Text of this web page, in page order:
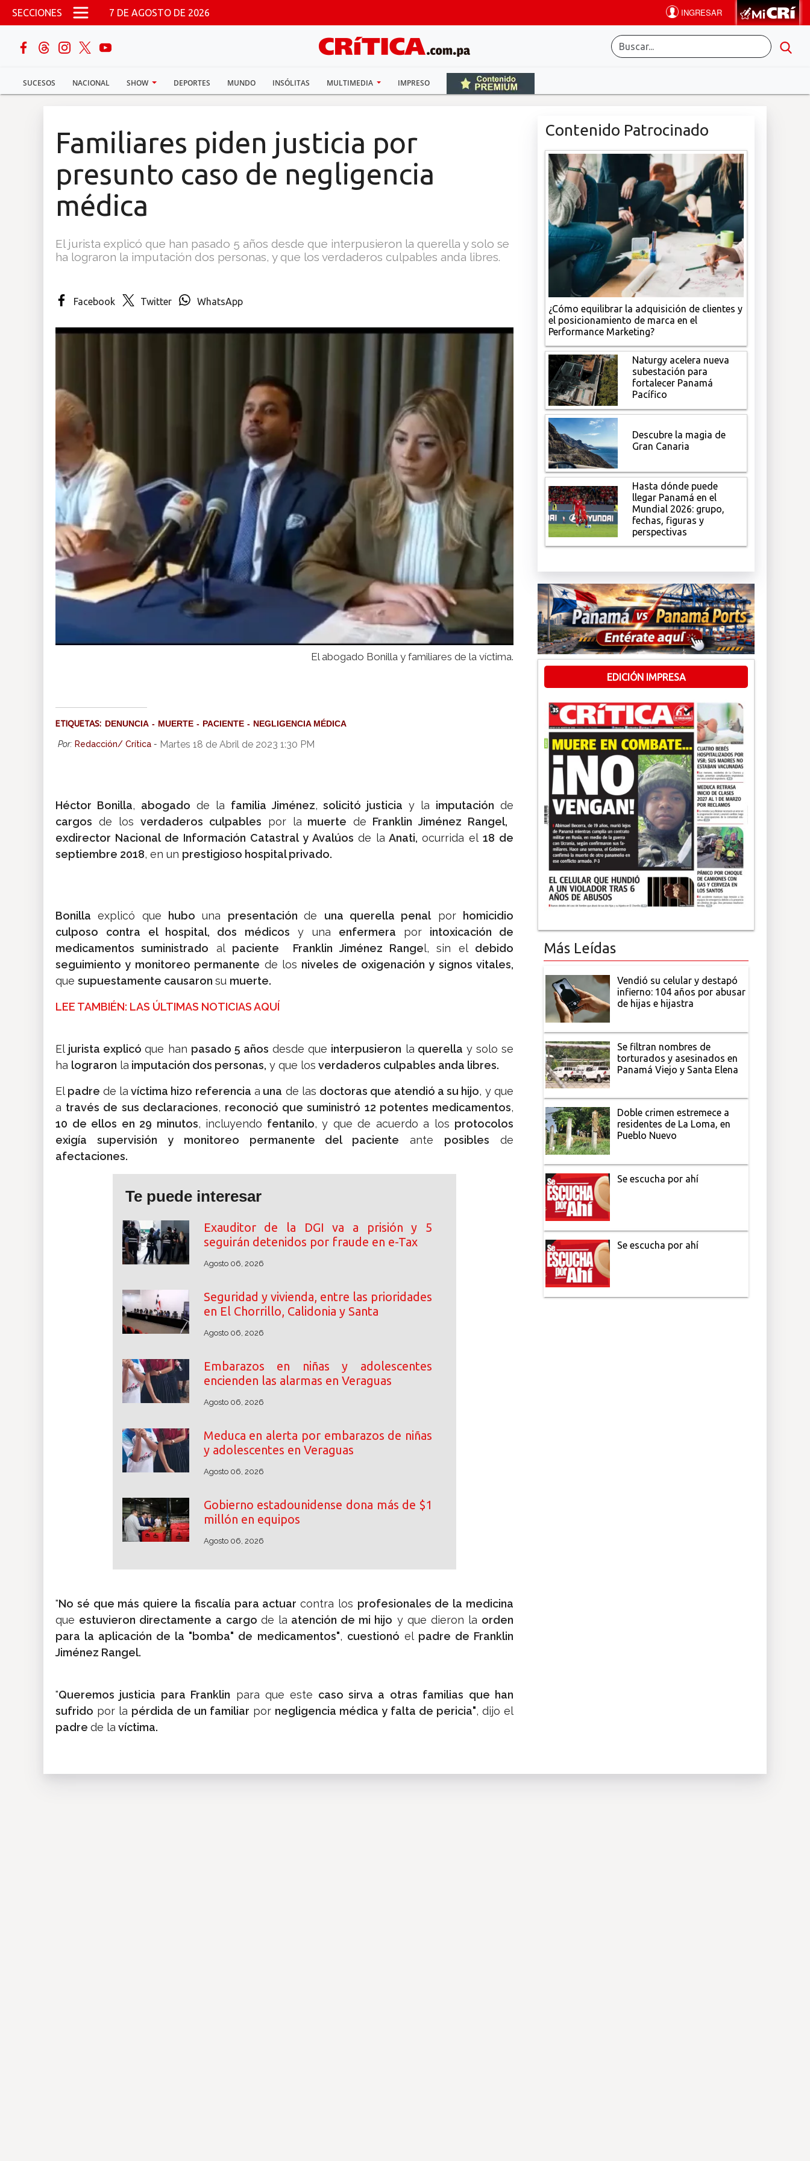
Pasar al contenido principal
SECCIONES 7 DE AGOSTO DE 2026
SUCESOS NACIONAL SHOW DEPORTES MUNDO INSÓLITAS MULTIMEDIA IMPRESO
buscar
Sucesos
Multimedia
Familiares piden justicia por
presunto caso de negligencia
médica
El jurista explicó que han pasado 5 años desde que interpusieron la querella y solo se
ha lograron la imputación dos personas, y que los verdaderos culpables anda libres.
Facebook Twitter WhatsApp
El abogado Bonilla y familiares de la víctima.
ETIQUETAS: DENUNCIA MUERTE PACIENTE NEGLIGENCIA MÉDICA
Por: Redacción/ Crítica - Martes 18 de Abril de 2023 1:30 PM
Héctor Bonilla, abogado de la familia Jiménez,solicitó justicia y la imputación de
cargos de los verdaderos culpables por la muerte de Franklin Jiménez Rangel,
exdirector Nacional de Información Catastral y Avalúos de la Anati, ocurrida el 18 de
septiembre 2018, en un prestigioso hospital privado.
Bonilla explicó que hubo una presentaciónde una querella penalpor
homicidio
culposo
contra el hospital, dos médicos y una enfermera por intoxicación de
medicamentos suministrado al paciente Franklin Jiménez Rangel, sin el debido
seguimiento y monitoreo permanente de los niveles de oxigenación y signos vitales,
que supuestamente causaron su muerte.
LEE TAMBIÉN: LAS ÚLTIMAS NOTICIAS AQUÍ
Eljurista explicóque han pasado 5 años desde que interpusieron la querella y solo se
ha lograron la imputación dos personas, y que los verdaderos culpables anda libres.
Elpadre de la víctima hizo referencia a una de las doctoras que atendió a su hijo, y que
a través de sus declaraciones, reconoció que suministró 12 potentes medicamentos,
10 de ellos en 29 minutos, incluyendo fentanilo, y que de acuerdo a los protocolos
exigía supervisión y monitoreo permanente del paciente ante posibles de
afectaciones.
Te puede interesar
Exauditor de la DGI va a prisión y 5
seguirán detenidos por fraude en e-Tax
Agosto 06, 2026
Seguridad y vivienda, entre las prioridades
en El Chorrillo, Calidonia y Santa
Agosto 06, 2026
Embarazos en niñas y adolescentes
encienden las alarmas en Veraguas
Agosto 06, 2026
Meduca en alerta por embarazos de niñas
y adolescentes en Veraguas
Agosto 06, 2026
Gobierno estadounidense dona más de $1
millón en equipos
Agosto 06, 2026
"No sé que más quiere la fiscalía para actuarcontra los profesionales de la medicina
que estuvieron directamente a cargo de la atención de mi hijo y que dieron la orden
para la aplicación de la "bomba" de medicamentos", cuestionó el padre de Franklin
Jiménez Rangel.
"Queremos justicia para Franklin para que este caso sirva a otras familias que han
sufrido por la pérdida de un familiar por negligencia médica y falta de pericia", dijo el
padre de la víctima.
Contenido Patrocinado
¿Cómo equilibrar la adquisición de clientes y
el posicionamiento de marca en el
Performance Marketing?
Naturgy acelera nueva
subestación para
fortalecer Panamá
Pacífico
Descubre la magia de
Gran Canaria
Hasta dónde puede
llegar Panamá en el
Mundial 2026: grupo,
fechas, figuras y
perspectivas
EDICIÓN IMPRESA
Más Leídas
Vendió su celular y destapó
infierno: 104 años por abusar
de hijas e hijastra
Se filtran nombres de
torturados y asesinados en
Panamá Viejo y Santa Elena
Doble crimen estremece a
residentes de La Loma, en
Pueblo Nuevo
Se escucha por ahí
Se escucha por ahí